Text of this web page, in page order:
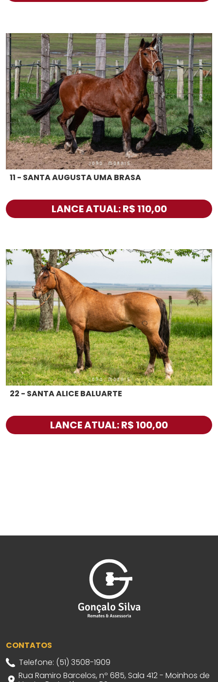
11 - SANTA AUGUSTA UMA BRASA
LANCE ATUAL: R$ 110,00
22 - SANTA ALICE BALUARTE
LANCE ATUAL: R$ 100,00
CONTATOS
Telefone: (51) 3508-1909
Rua Ramiro Barcelos, nº 685, Sala 412 - Moinhos de